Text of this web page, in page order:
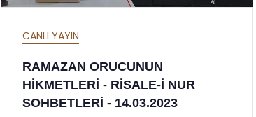
CANLI YAYIN
RAMAZAN ORUCUNUN
HİKMETLERİ - RİSALE-İ NUR
SOHBETLERİ - 14.03.2023